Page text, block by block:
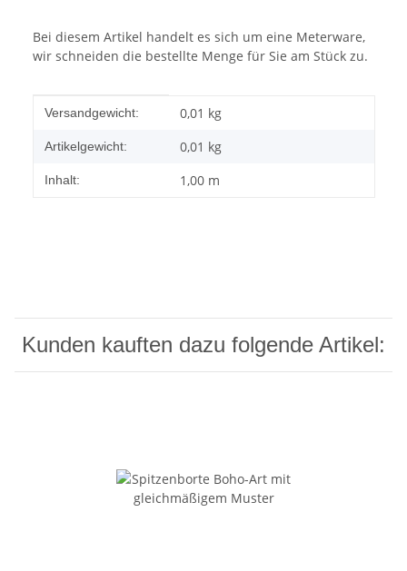
Bei diesem Artikel handelt es sich um eine Meterware,
wir schneiden die bestellte Menge für Sie am Stück zu.
Produkteigenschaft
Wert
Versandgewicht: 0,01 kg
Artikelgewicht: 0,01 kg
Inhalt: 1,00 m
Kunden kauften dazu folgende Artikel: